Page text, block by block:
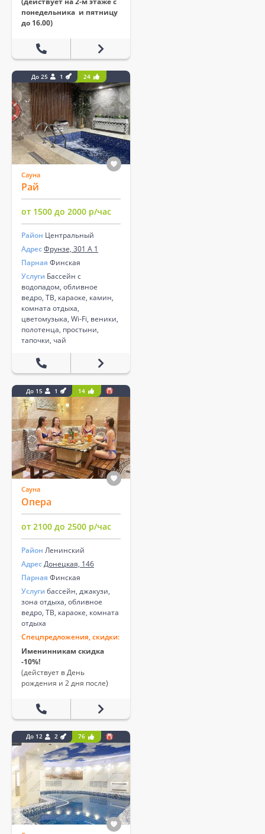
понедельника и пятницу
до 16.00)
До 25 1 24
Сауна
Рай
от 1500 до 2000 р/час
Район Центральный
АдресФрунзе, 301 А 1
Парная Финская
Услуги Бассейн с
водопадом, обливное
ведро, ТВ, караоке, камин,
комната отдыха,
цветомузыка, Wi-Fi, веники,
полотенца, простыни,
тапочки, чай
До 15 1 14
Сауна
Опера
от 2100 до 2500 р/час
Район Ленинский
АдресДонецкая, 146
Парная Финская
Услуги бассейн, джакузи,
зона отдыха, обливное
ведро, ТВ, караоке, комната
отдыха
Спецпредложения, скидки:
Именинникам скидка
-10%!
(действует в День
рождения и 2 дня после)
До 12 2 76